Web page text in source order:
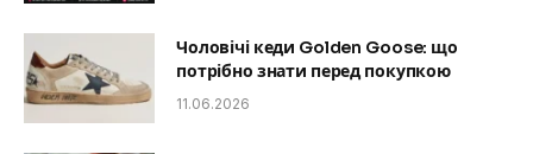
Чоловічі кеди Golden Goose: що
потрібно знати перед покупкою
11.06.2026